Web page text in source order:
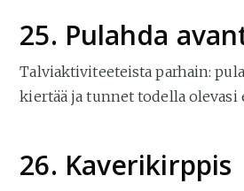
25. Pulahda
Talviaktiviteeteista parhain:
kiertää ja tunnet todella olevasi
26. Kaverikirppis